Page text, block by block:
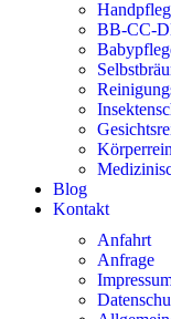
BB-CC-
Blog
Kontakt
Anfahrt
Anfrage